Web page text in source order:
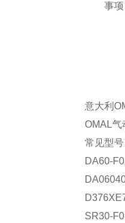
事
意大利
OMAL气
常见型
DA60-
SR30-